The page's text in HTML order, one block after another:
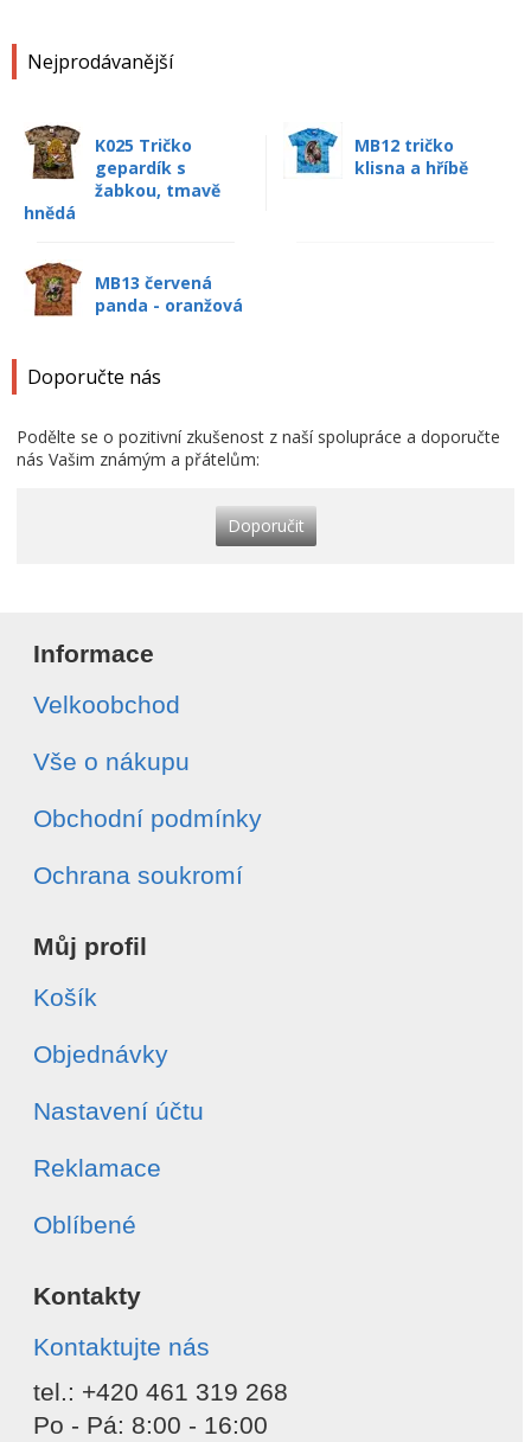
Nejprodávanější
K025 Tričko
gepardík s
žabkou, tmavě
hnědá
MB12 tričko
klisna a hříbě
MB13 červená
panda - oranžová
Doporučte nás
Podělte se o pozitivní zkušenost z naší spolupráce a doporučte
nás Vašim známým a přátelům:
Doporučit
Informace
Velkoobchod
Vše o nákupu
Obchodní podmínky
Ochrana soukromí
Můj profil
Košík
Objednávky
Nastavení účtu
Reklamace
Oblíbené
Kontakty
Kontaktujte nás
tel.: +420 461 319 268
Po - Pá: 8:00 - 16:00